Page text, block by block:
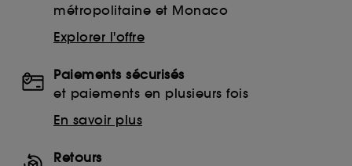
métropolitaine et Monaco
Explorer l'offre
Paiements sécurisés
et paiements en plusieurs fois
En savoir plus
Retours